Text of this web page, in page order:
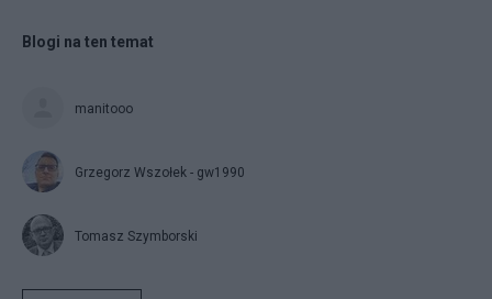
Blogi na ten temat
manitooo
Grzegorz Wszołek - gw1990
Tomasz Szymborski